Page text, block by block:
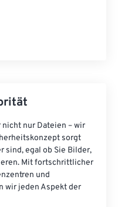
nur Dateien – wir
sorgt
sind, egal ob Sie Bilder,
Mit fortschrittlicher
und
wir jeden Aspekt der